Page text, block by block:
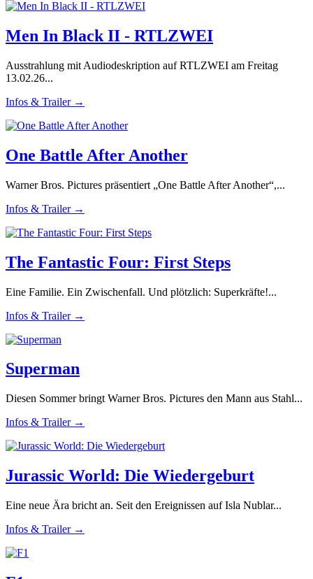
Men In Black II - RTLZWEI
Ausstrahlung mit Audiodeskription auf RTLZWEI am Freitag
13.02.26...
Infos & Trailer →
One Battle After Another
Warner Bros. Pictures präsentiert „One Battle After Another“,...
Infos & Trailer →
The Fantastic Four: First Steps
Eine Familie. Ein Zwischenfall. Und plötzlich: Superkräfte!...
Infos & Trailer →
Superman
Diesen Sommer bringt Warner Bros. Pictures den Mann aus Stahl...
Infos & Trailer →
Jurassic World: Die Wiedergeburt
Eine neue Ära bricht an. Seit den Ereignissen auf Isla Nublar...
Infos & Trailer →